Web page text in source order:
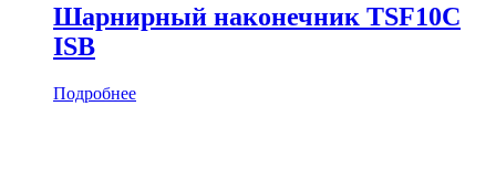
Шарнирный наконечник TSF10C
ISB
Подробнее